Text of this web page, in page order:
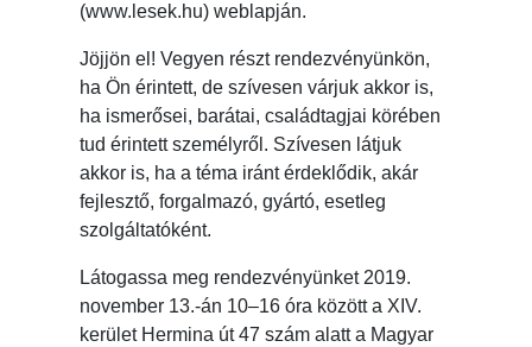
(www.lesek.hu) weblapján.
Jöjjön el! Vegyen részt rendezvényünkön,
ha Ön érintett, de szívesen várjuk akkor is,
ha ismerősei, barátai, családtagjai körében
tud érintett személyről. Szívesen látjuk
akkor is, ha a téma iránt érdeklődik, akár
fejlesztő, forgalmazó, gyártó, esetleg
szolgáltatóként.
Látogassa meg rendezvényünket 2019.
november 13.-án 10–16 óra között a XIV.
kerület Hermina út 47 szám alatt a Magyar